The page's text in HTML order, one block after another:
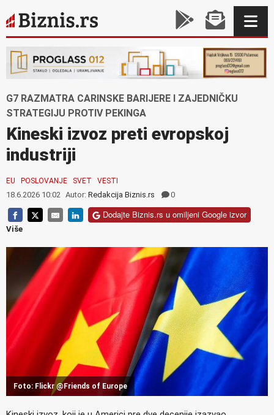
G7 RAZMATRA CARINSKE BARIJERE I ZAJEDNIČKU
STRATEGIJU PROTIV PEKINGA
Kineski izvoz preti evropskoj
industriji
EU POSLOVANJE SVET VESTI
18.6.2026 10:02 Autor: Redakcija Biznis.rs 0
Dodajte Biznis.rs u omiljeni Google izvor
Više
Foto: Flickr @Friends of Europe